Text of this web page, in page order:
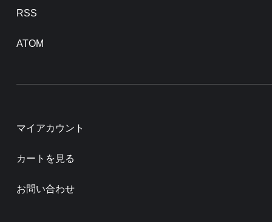
RSS
ATOM
マイアカウント
カートを見る
お問い合わせ